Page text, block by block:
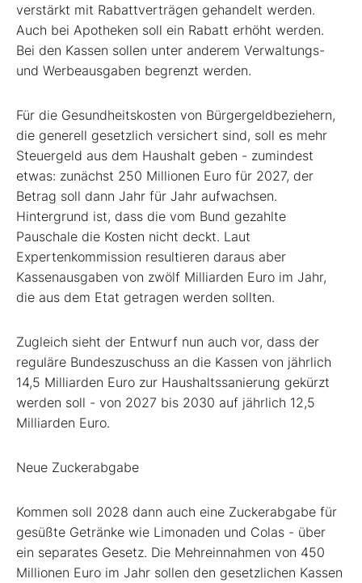
verstärkt mit Rabattverträgen gehandelt werden.
Auch bei Apotheken soll ein Rabatt erhöht werden.
Bei den Kassen sollen unter anderem Verwaltungs-
und Werbeausgaben begrenzt werden.
Für die Gesundheitskosten von Bürgergeldbeziehern,
die generell gesetzlich versichert sind, soll es mehr
Steuergeld aus dem Haushalt geben - zumindest
etwas: zunächst 250 Millionen Euro für 2027, der
Betrag soll dann Jahr für Jahr aufwachsen.
Hintergrund ist, dass die vom Bund gezahlte
Pauschale die Kosten nicht deckt. Laut
Expertenkommission resultieren daraus aber
Kassenausgaben von zwölf Milliarden Euro im Jahr,
die aus dem Etat getragen werden sollten.
Zugleich sieht der Entwurf nun auch vor, dass der
reguläre Bundeszuschuss an die Kassen von jährlich
14,5 Milliarden Euro zur Haushaltssanierung gekürzt
werden soll - von 2027 bis 2030 auf jährlich 12,5
Milliarden Euro.
Neue Zuckerabgabe
Kommen soll 2028 dann auch eine Zuckerabgabe für
gesüßte Getränke wie Limonaden und Colas - über
ein separates Gesetz. Die Mehreinnahmen von 450
Millionen Euro im Jahr sollen den gesetzlichen Kassen